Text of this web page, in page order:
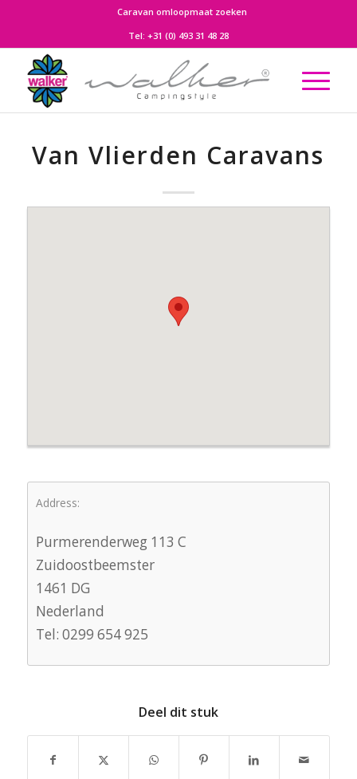
Caravan omloopmaat zoeken
Tel: +31 (0) 493 31 48 28
Van Vlierden Caravans
Address:
Purmerenderweg 113 C
Zuidoostbeemster
1461 DG
Nederland
Tel: 0299 654 925
Deel dit stuk